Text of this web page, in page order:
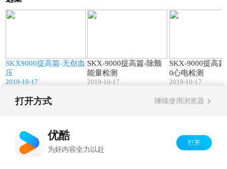
SKX9000提高篇-无创血
压
2019-10-17
SKX-9000提高篇-除颤
能量检测
2019-10-17
SKX-9000提高篇
0心电检测
2019-10-17
打开方式 继续使用浏览器
优酷
为好内容全力以赴
打开